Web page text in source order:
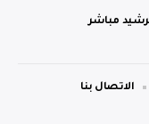
مباشر
الاتصال بنا